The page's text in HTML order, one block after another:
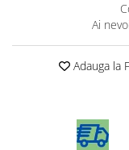
Ai
Adauga la